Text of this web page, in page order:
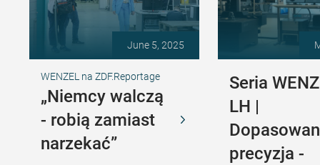
June 5, 2025
WENZEL na ZDF.Reportage
„Niemcy walczą
- robią zamiast
narzekać”
Seria
LH |
precyzja -